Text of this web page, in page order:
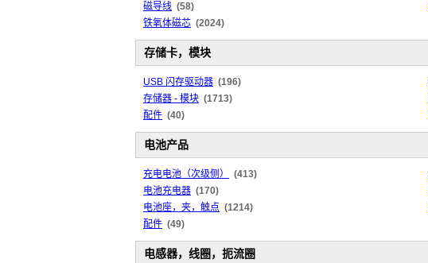
磁导线 (58)
铁氧体磁芯 (2024)
存储卡，模块
USB 闪存驱动器 (196)
存储器 - 模块 (1713)
配件 (40)
电池产品
充电电池（次级侧） (413)
电池充电器 (170)
电池座，夹，触点 (1214)
配件 (49)
电感器，线圈，扼流圈